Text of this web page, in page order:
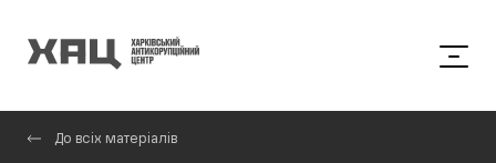
До всіх матеріалів